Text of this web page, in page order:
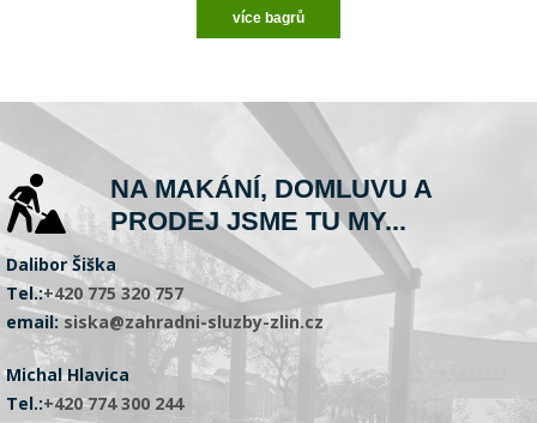
více bagrů
NA MAKÁNÍ, DOMLUVU A
PRODEJ JSME TU MY...
Dalibor Šiška
Tel.:+420 775 320 757
email:siska@zahradni-sluzby-zlin.cz
Michal Hlavica
Tel.:+420 774 300 244